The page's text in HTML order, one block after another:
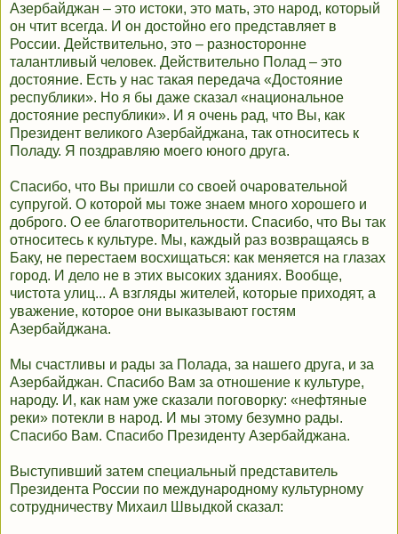
Азербайджан – это истоки, это мать, это народ, который
он чтит всегда. И он достойно его представляет в
России. Действительно, это – разносторонне
талантливый человек. Действительно Полад – это
достояние. Есть у нас такая передача «Достояние
республики». Но я бы даже сказал «национальное
достояние республики». И я очень рад, что Вы, как
Президент великого Азербайджана, так относитесь к
Поладу. Я поздравляю моего юного друга.
Спасибо, что Вы пришли со своей очаровательной
супругой. О которой мы тоже знаем много хорошего и
доброго. О ее благотворительности. Спасибо, что Вы так
относитесь к культуре. Мы, каждый раз возвращаясь в
Баку, не перестаем восхищаться: как меняется на глазах
город. И дело не в этих высоких зданиях. Вообще,
чистота улиц... А взгляды жителей, которые приходят, а
уважение, которое они выказывают гостям
Азербайджана.
Мы счастливы и рады за Полада, за нашего друга, и за
Азербайджан. Спасибо Вам за отношение к культуре,
народу. И, как нам уже сказали поговорку: «нефтяные
реки» потекли в народ. И мы этому безумно рады.
Спасибо Вам. Спасибо Президенту Азербайджана.
Выступивший затем специальный представитель
Президента России по международному культурному
сотрудничеству Михаил Швыдкой сказал: